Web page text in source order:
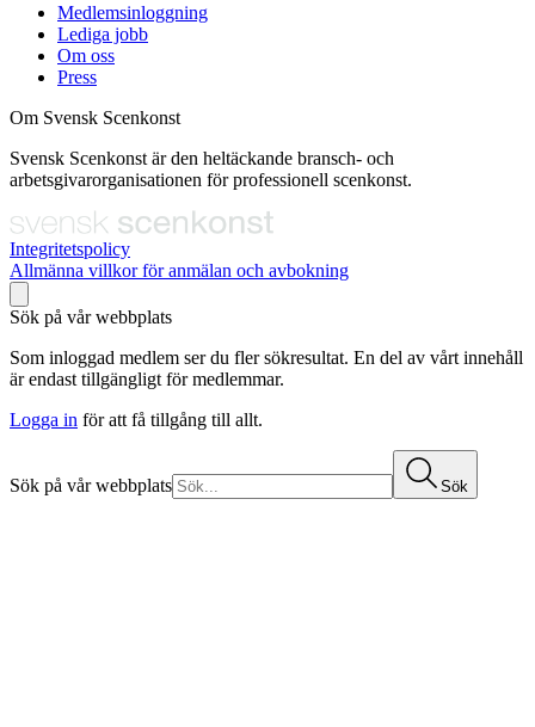
Medlemsinloggning
Lediga jobb
Om oss
Press
Om Svensk Scenkonst
Svensk Scenkonst är den heltäckande bransch- och
arbetsgivarorganisationen för professionell scenkonst.
Integritetspolicy
Allmänna villkor för anmälan och avbokning
Sök på vår webbplats
Som inloggad medlem ser du fler sökresultat. En del av vårt innehåll
är endast tillgängligt för medlemmar.
Logga in för att få tillgång till allt.
Sök på vår webbplats Sök